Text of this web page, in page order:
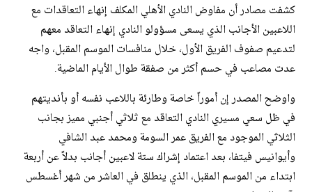
كشفت مصادر أن مفاوض النادي الأهلي المكلف إنهاء التعاقدات مع
اللاعبين الأجانب الذي يسعى مسؤولو النادي إنهاء التعاقد معهم
لتدعيم صفوف الفريق الأول، خلال منافسات الموسم المقبل، واجه
عدت مصاعب في حسم أكثر من صفقة طوال الأيام الماضية.
واوضح المصدر إن أموراً خاصة وطارئة باللاعب نفسه أو بأنديتهم
في ظل سعي مسيري النادي التعاقد مع ثلاثي أجنبي مميز بجانب
الثلاثي الموجود مع الفريق عمر السومة ومحمد عبد الشافي
وأيوانيس فيتفا، بعد اعتماد إشراك ستة لاعبين أجانب بدلاً عن أربعة
ابتداء من الموسم المقبل، الذي ينطلق في العاشر من شهر أغسطس